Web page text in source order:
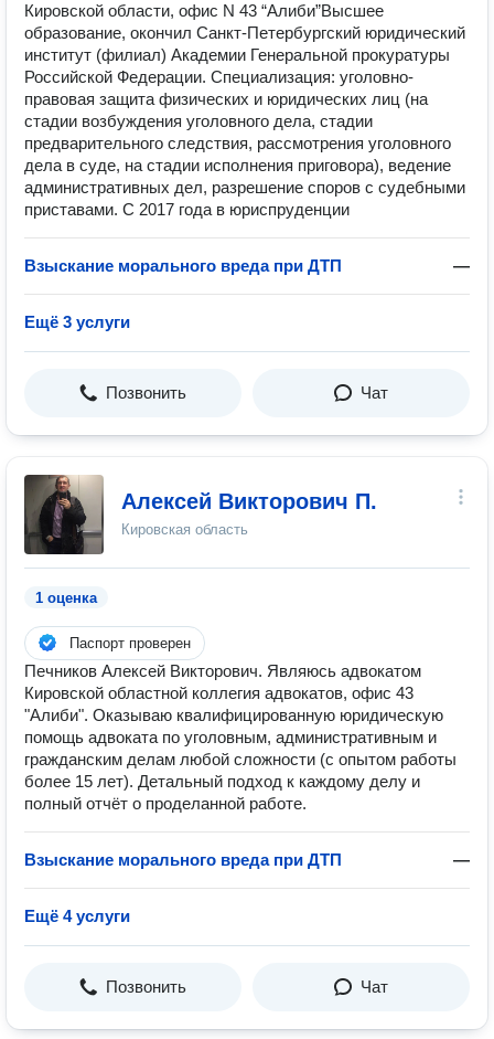
Кировской области, офис N 43 “Алиби”Высшее
образование, окончил Санкт-Петербургский юридический
институт (филиал) Академии Генеральной прокуратуры
Российской Федерации. Специализация: уголовно-
правовая защита физических и юридических лиц (на
стадии возбуждения уголовного дела, стадии
предварительного следствия, рассмотрения уголовного
дела в суде, на стадии исполнения приговора), ведение
административных дел, разрешение споров с судебными
приставами. С 2017 года в юриспруденции
Взыскание морального вреда при ДТП —
Ещё 3 услуги
Позвонить Чат
Алексей Викторович П.
Кировская область
1 оценка
Паспорт проверен
Печников Алексей Викторович. Являюсь адвокатом
Кировской областной коллегия адвокатов, офис 43
"Алиби". Оказываю квалифицированную юридическую
помощь адвоката по уголовным, административным и
гражданским делам любой сложности (с опытом работы
более 15 лет). Детальный подход к каждому делу и
полный отчёт о проделанной работе.
Взыскание морального вреда при ДТП —
Ещё 4 услуги
Позвонить Чат